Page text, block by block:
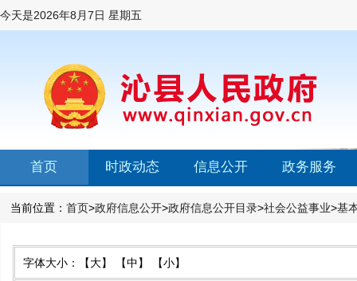
今天是2026年8月7日 星期五
首页 时政动态 信息公开 政务服务
当前位置： 首页>政府信息公开>政府信息公开目录>社会公益事业>基
字体大小： 【大】 【中】 【小】